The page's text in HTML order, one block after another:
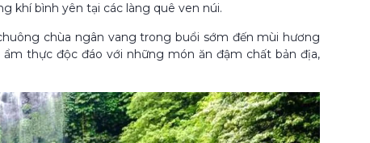
khí bình yên tại các làng quê ven núi.
chùa ngân vang trong buổi sớm đến mùi hương
thực độc đáo với những món ăn đậm chất bản địa,